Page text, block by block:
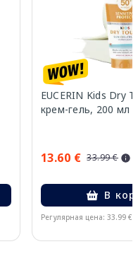
EUCERIN Kids Dry
крем-гель, 200 мл
13.60 € 33.99 €
В
Регулярная цена: 33.99 €